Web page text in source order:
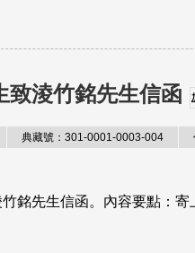
致淩竹銘先生信函
典藏號：301-0001-0003-004
銘先生信函。內容要點：